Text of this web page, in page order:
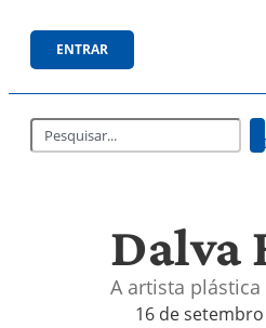
ENTRAR
Dalva
A artista
16 de setembro